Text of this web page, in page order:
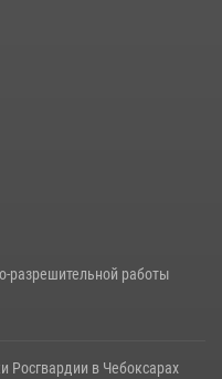
медаль на чемпионате
разрешительной работы
Росгвардии в Чебоксарах